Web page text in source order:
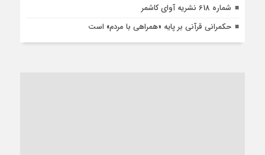
شماره 618 نشریه آوای کاشمر
حکمرانی قرآنی بر پایه «همراهی با مردم» است